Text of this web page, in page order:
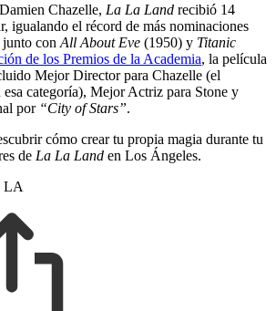
Chazelle, La La Land recibió 14
igualando el récord de más nominaciones
junto con All About Eve (1950) y Titanic
de los Premios de la Academia, la película
Mejor Director para Chazelle (el
esa categoría), Mejor Actriz para Stone y
por “City of Stars”.
cómo crear tu propia magia durante tu
de La La Land en Los Ángeles.